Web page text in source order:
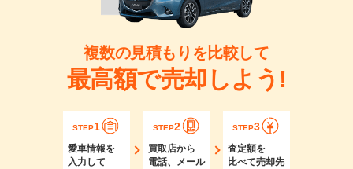
複数の見積もりを比較して
最高額で売却しよう!
STEP1
愛車情報を
入力して
STEP2
買取店から
電話、メール
STEP3
査定額を
比べて売却先